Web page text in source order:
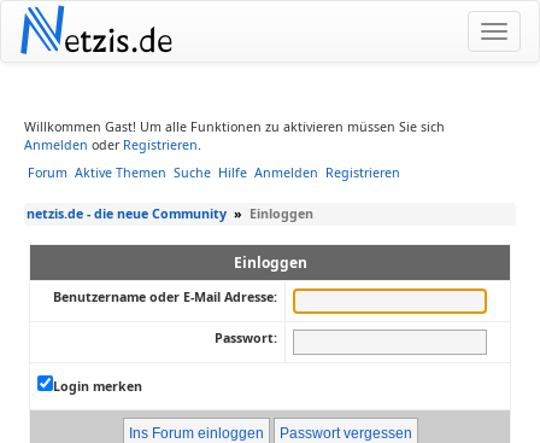
Netzis.de
Willkommen Gast! Um alle Funktionen zu aktivieren müssen Sie sich
Anmelden oder Registrieren.
Forum Aktive Themen Suche Hilfe Anmelden Registrieren
netzis.de - die neue Community » Einloggen
Einloggen
Benutzername oder E-Mail Adresse:
Passwort:
Login merken